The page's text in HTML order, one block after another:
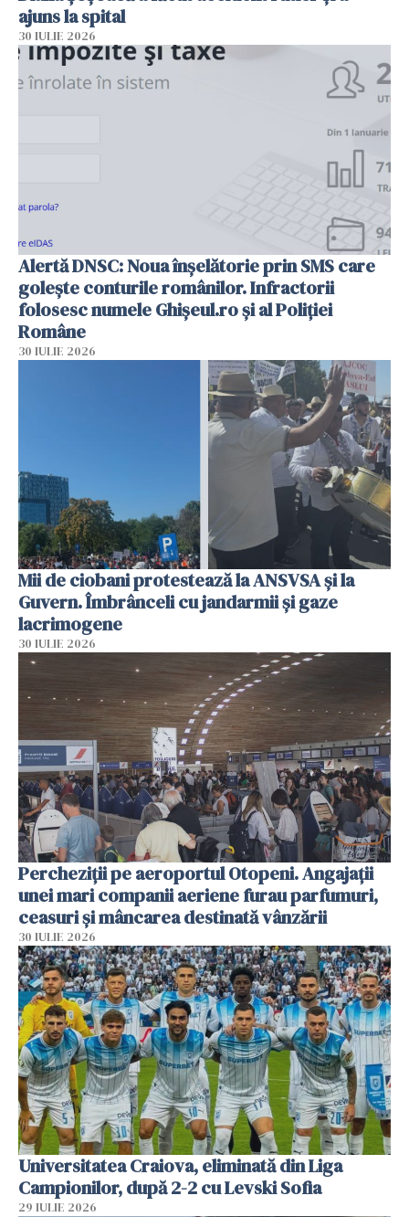
ajuns la spital
30 IULIE 2026
Alertă DNSC: Noua înșelătorie prin SMS care
golește conturile românilor. Infractorii
folosesc numele Ghișeul.ro și al Poliției
Române
30 IULIE 2026
Mii de ciobani protestează la ANSVSA și la
Guvern. Îmbrânceli cu jandarmii și gaze
lacrimogene
30 IULIE 2026
Percheziții pe aeroportul Otopeni. Angajații
unei mari companii aeriene furau parfumuri,
ceasuri și mâncarea destinată vânzării
30 IULIE 2026
Universitatea Craiova, eliminată din Liga
Campionilor, după 2-2 cu Levski Sofia
29 IULIE 2026